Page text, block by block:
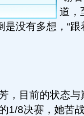
道，
是没有多想，“
目前的状态与
1/8决赛，她苦